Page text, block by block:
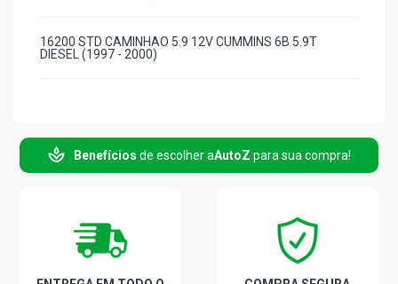
16200 STD CAMINHAO 5.9 12V CUMMINS 6B 5.9T
DIESEL (1997 - 2000)
Benefícios de escolher aAutoZ para sua compra!